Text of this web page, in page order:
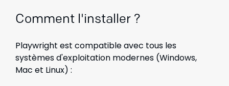
Comment l'installer ?
Playwright est compatible avec tous les
systèmes d'exploitation modernes (Windows,
Mac et Linux) :